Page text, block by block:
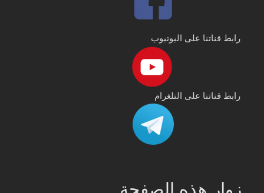
رابط قناتنا على اليوتيوب
رابط قناتنا على التلغرام